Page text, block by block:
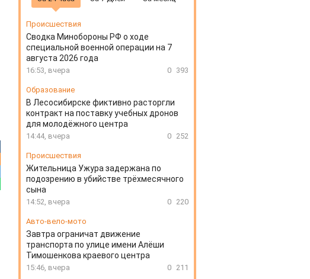
Происшествия
Сводка Минобороны РФ о ходе
специальной военной операции на 7
августа 2026 года
16:53, вчера 0 393
Образование
В Лесосибирске фиктивно расторгли
контракт на поставку учебных дронов
для молодёжного центра
14:44, вчера 0 252
Происшествия
Жительница Ужура задержана по
подозрению в убийстве трёхмесячного
сына
14:52, вчера 0 220
Авто-вело-мото
Завтра ограничат движение
транспорта по улице имени Алёши
Тимошенкова краевого центра
15:46, вчера 0 211